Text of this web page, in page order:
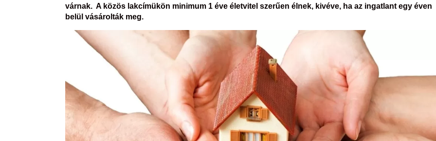
várnak. A közös lakcímükön minimum 1 éve életvitel szerűen élnek, kivéve, ha az ingatlant egy éven
belül vásárolták meg.